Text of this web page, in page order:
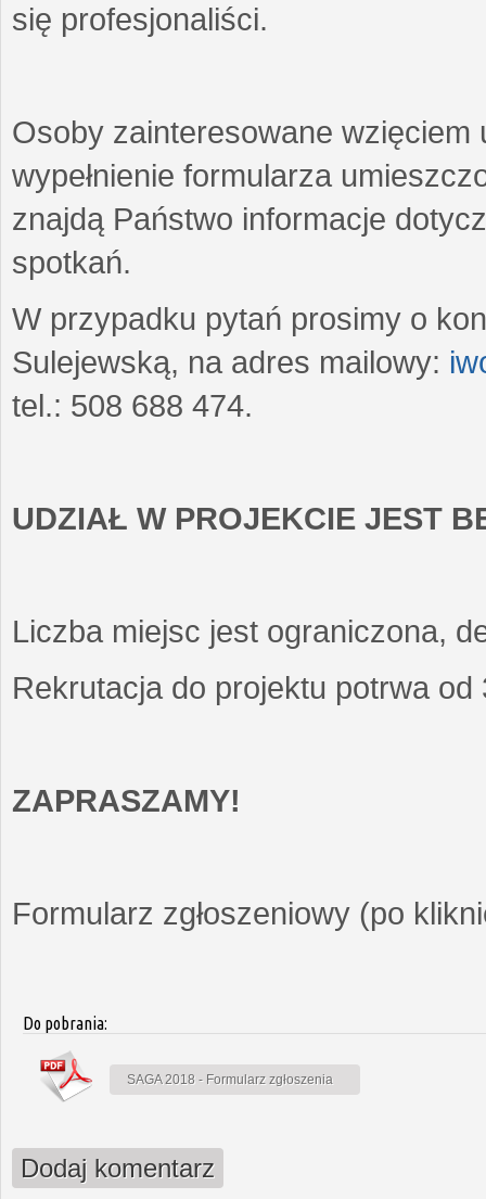
się profesjonaliści.
Osoby zainteresowane wzięciem
wypełnienie formularza
znajdą Państwo informacje
spotkań.
W przypadku pytań prosimy o
Sulejewską, na adres mailowy:
tel.: 508 688 474.
UDZIAŁ W PROJEKCIE JEST
Liczba miejsc jest ograniczona,
Rekrutacja do projektu potrwa
ZAPRASZAMY!
Formularz zgłoszeniowy (po
Do pobrania:
SAGA 2018 - Formularz zgłoszenia
Dodaj komentarz